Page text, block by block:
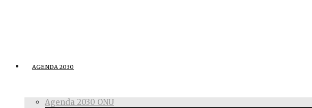
AGENDA 2030
Agenda 2030 ONU